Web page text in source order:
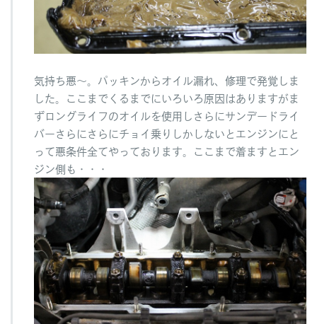
気持ち悪～。パッキンからオイル漏れ、修理で発覚しま
した。ここまでくるまでにいろいろ原因はありますがま
ずロングライフのオイルを使用しさらにサンデードライ
バーさらにさらにチョイ乗りしかしないとエンジンにと
って悪条件全てやっております。ここまで着ますとエン
ジン側も・・・